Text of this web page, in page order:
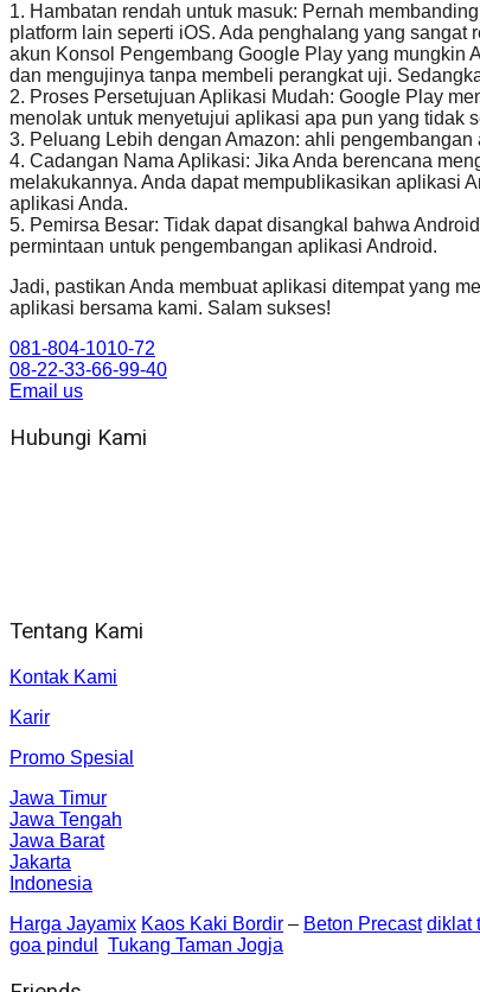
1. Hambatan rendah untuk masuk: Pernah
platform lain seperti iOS. Ada penghalang yang
akun Konsol Pengembang Google Play yang mungkin
dan mengujinya tanpa membeli perangkat uji.
2. Proses Persetujuan Aplikasi Mudah: Google Play
menolak untuk menyetujui aplikasi apa pun yang tidak
3. Peluang Lebih dengan Amazon: ahli
4. Cadangan Nama Aplikasi: Jika Anda berencana
melakukannya. Anda dapat mempublikasikan aplikasi
aplikasi Anda.
5. Pemirsa Besar: Tidak dapat disangkal bahwa
permintaan untuk pengembangan aplikasi Android.
Jadi, pastikan Anda membuat aplikasi ditempat yang
aplikasi bersama kami. Salam sukses!
081-804-1010-72
08-22-33-66-99-40
Email us
Hubungi Kami
Tentang Kami
Kontak Kami
Karir
Promo Spesial
Jawa Timur
Jawa Tengah
Jawa Barat
Jakarta
Indonesia
Harga Jayamix Kaos Kaki Bordir – Beton Precast diklat
goa pindul
Tukang Taman Jogja